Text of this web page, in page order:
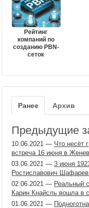
Рейтинг
компаний по
созданию PBN-
сеток
Ранее Архив
Предыдущие
10.06.2021 — Что несёт
встреча 16 июня в
03.06.2021 — 3 июня
Ростиславович
02.06.2021 — Реальный
Карин Кнайсль вошла в
01.06.2021 —